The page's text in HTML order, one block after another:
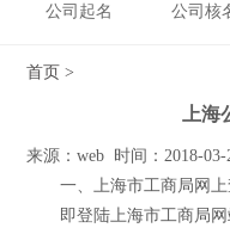
公司起名 公司核
首页 >
上
来源：web 时间：2018-03-
一、上海市工商局网上
即登陆上海市工商局网